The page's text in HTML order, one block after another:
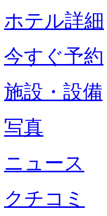
ホテル詳細
今すぐ予約
施設・設備
写真
ニュース
クチコミ